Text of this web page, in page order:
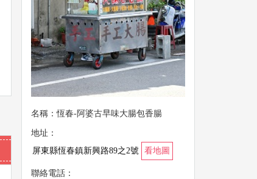
名稱：恆春-阿婆古早味大腸包香腸
地址：
屏東縣恆春鎮新興路89之2號 看地圖
聯絡電話：